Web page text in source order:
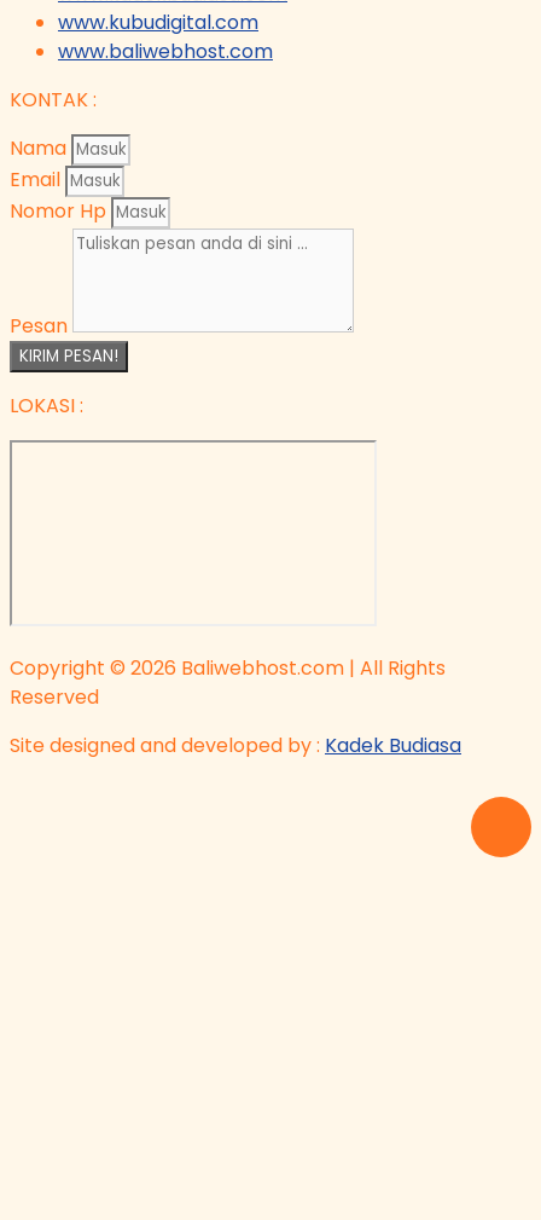
www.kubudigital.com
www.baliwebhost.com
KONTAK :
Nama
Email
Nomor Hp
Pesan
KIRIM PESAN!
LOKASI :
Copyright © 2026 Baliwebhost.com | All Rights
Reserved
Site designed and developed by : Kadek Budiasa